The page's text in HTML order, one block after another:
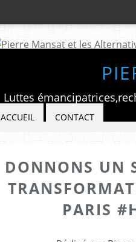
ACCUEIL CONTACT
DONNONS UN
PARIS